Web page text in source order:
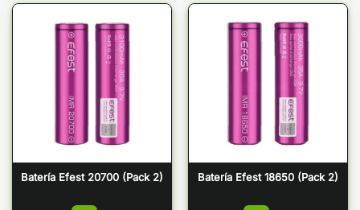
Batería Efest 20700 (Pack 2) Batería Efest 18650 (Pack 2)